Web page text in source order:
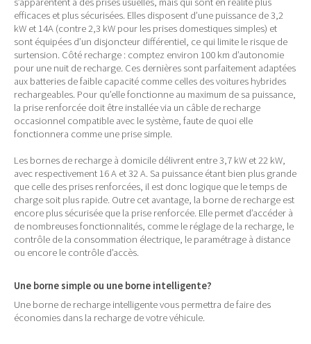
efficaces et plus sécurisées. Elles disposent d’une puissance de 3,2
kW et 14A (contre 2,3 kW pour les prises domestiques simples) et
sont équipées d’un disjoncteur différentiel, ce qui limite le risque de
surtension. Côté recharge : comptez environ 100 km d’autonomie
pour une nuit de recharge. Ces dernières sont parfaitement adaptées
aux batteries de faible capacité comme celles des voitures hybrides
rechargeables. Pour qu’elle fonctionne au maximum de sa puissance,
la prise renforcée doit être installée via un câble de recharge
occasionnel compatible avec le système, faute de quoi elle
fonctionnera comme une prise simple.
Les bornes de recharge à domicile délivrent entre 3,7 kW et 22 kW,
avec respectivement 16 A et 32 A. Sa puissance étant bien plus grande
que celle des prises renforcées, il est donc logique que le temps de
charge soit plus rapide. Outre cet avantage, la borne de recharge est
encore plus sécurisée que la prise renforcée. Elle permet d’accéder à
de nombreuses fonctionnalités, comme le réglage de la recharge, le
contrôle de la consommation électrique, le paramétrage à distance
ou encore le contrôle d’accès.
Une borne simple ou une borne intelligente?
Une borne de recharge intelligente vous permettra de faire des
économies dans la recharge de votre véhicule.